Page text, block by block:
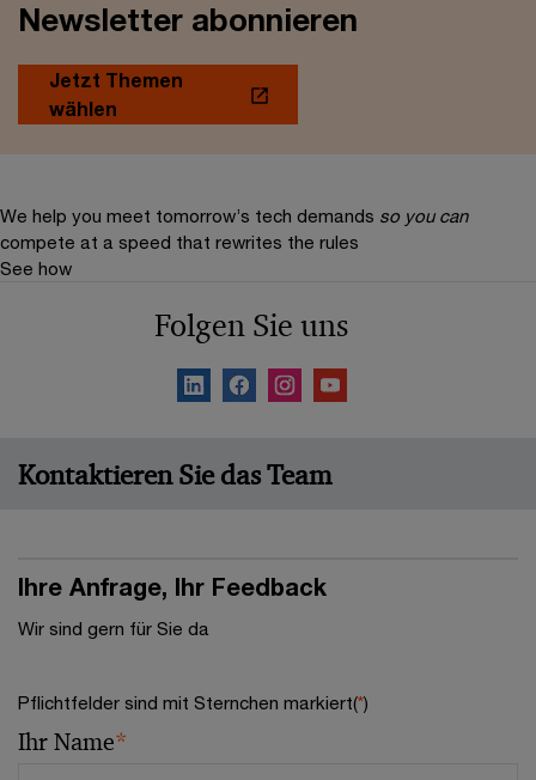
Newsletter abonnieren
Jetzt Themen
wählen
We help you meet tomorrow’s tech demands so you can
compete at a speed that rewrites the rules
See how
Folgen Sie uns
Kontaktieren Sie das Team
Ihre Anfrage, Ihr Feedback
Wir sind gern für Sie da
Pflichtfelder sind mit Sternchen markiert(*)
Ihr Name*